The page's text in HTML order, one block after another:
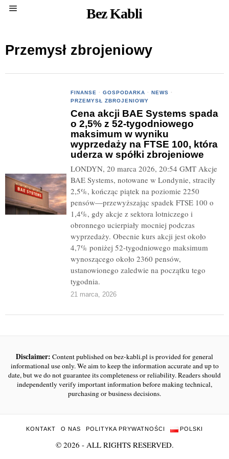
Bez Kabli
Przemysł zbrojeniowy
FINANSE · GOSPODARKA · NEWS ·
PRZEMYSŁ ZBROJENIOWY
Cena akcji BAE Systems spada
o 2,5% z 52-tygodniowego
maksimum w wyniku
wyprzedaży na FTSE 100, która
uderza w spółki zbrojeniowe
LONDYN, 20 marca 2026, 20:54 GMT Akcje
BAE Systems, notowane w Londynie, straciły
2,5%, kończąc piątek na poziomie 2250
pensów—przewyższając spadek FTSE 100 o
1,4%, gdy akcje z sektora lotniczego i
obronnego ucierpiały mocniej podczas
wyprzedaży. Obecnie kurs akcji jest około
4,7% poniżej 52-tygodniowego maksimum
wynoszącego około 2360 pensów,
ustanowionego zaledwie na początku tego
tygodnia.
21 marca, 2026
Disclaimer: Content published on bez-kabli.pl is provided for general
informational use only. We aim to keep the information accurate and up to
date, but we do not guarantee its completeness or reliability. Readers should
independently verify important information before making technical,
purchasing or business decisions.
KONTAKT O NAS POLITYKA PRYWATNOŚCI POLSKI
© 2026 - ALL RIGHTS RESERVED.